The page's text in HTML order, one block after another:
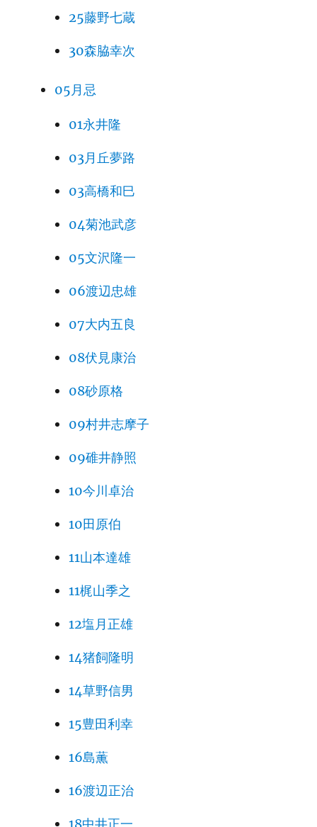
25藤野七蔵
30森脇幸次
05月忌
01永井隆
03月丘夢路
03高橋和巳
04菊池武彦
05文沢隆一
06渡辺忠雄
07大内五良
08伏見康治
08砂原格
09村井志摩子
09碓井静照
10今川卓治
10田原伯
11山本達雄
11梶山季之
12塩月正雄
14猪飼隆明
14草野信男
15豊田利幸
16島薫
16渡辺正治
18中井正一